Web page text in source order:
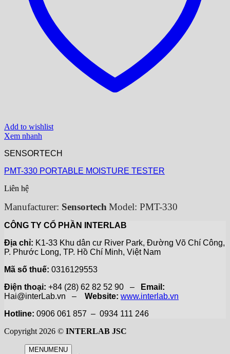
Add to wishlist
Xem nhanh
SENSORTECH
PMT-330 PORTABLE MOISTURE TESTER
Liên hệ
Manufacturer: Sensortech Model: PMT-330
CÔNG TY CỔ PHẦN INTERLAB
Địa chỉ: K1-33 Khu dân cư River Park, Đường Võ Chí Công,
P. Phước Long, TP. Hồ Chí Minh, Việt Nam
Mã số thuế: 0316129553
Điện thoại: +84 (28) 62 82 52 90 –
Email:
Hai@interLab.vn – Website: www.interlab.vn
Hotline: 0906 061 857 – 0934 111 246
Copyright 2026 © INTERLAB JSC
MENUMENU